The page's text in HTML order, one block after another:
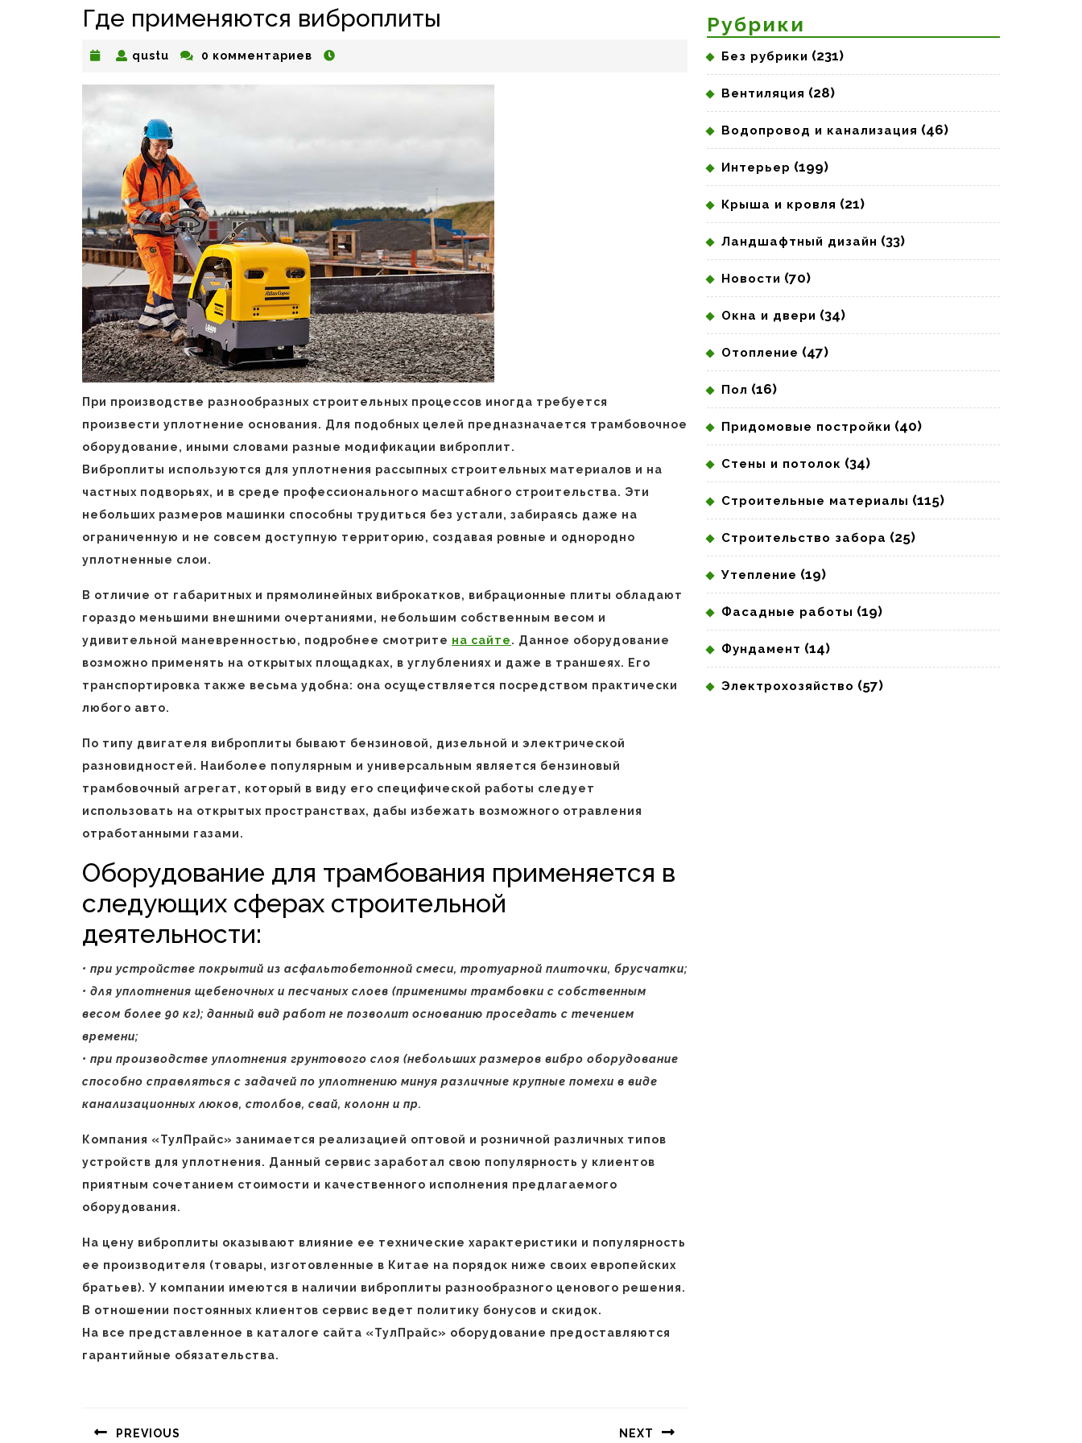
Где применяются виброплиты
qustu qustu0 комментариев
При производстве разнообразных строительных процессов иногда требуется
произвести уплотнение основания. Для подобных целей предназначается трамбовочное
оборудование, иными словами разные модификации виброплит.
Виброплиты используются для уплотнения рассыпных строительных материалов и на
частных подворьях, и в среде профессионального масштабного строительства. Эти
небольших размеров машинки способны трудиться без устали, забираясь даже на
ограниченную и не совсем доступную территорию, создавая ровные и однородно
уплотненные слои.
В отличие от габаритных и прямолинейных виброкатков, вибрационные плиты обладают
гораздо меньшими внешними очертаниями, небольшим собственным весом и
удивительной маневренностью, подробнее смотрите на сайте. Данное оборудование
возможно применять на открытых площадках, в углублениях и даже в траншеях. Его
транспортировка также весьма удобна: она осуществляется посредством практически
любого авто.
По типу двигателя виброплиты бывают бензиновой, дизельной и электрической
разновидностей. Наиболее популярным и универсальным является бензиновый
трамбовочный агрегат, который в виду его специфической работы следует
использовать на открытых пространствах, дабы избежать возможного отравления
отработанными газами.
Оборудование для трамбования применяется в
следующих сферах строительной
деятельности:
• при устройстве покрытий из асфальтобетонной смеси, тротуарной плиточки, брусчатки;
• для уплотнения щебеночных и песчаных слоев (применимы трамбовки с собственным
весом более 90 кг); данный вид работ не позволит основанию проседать с течением
времени;
• при производстве уплотнения грунтового слоя (небольших размеров вибро оборудование
способно справляться с задачей по уплотнению минуя различные крупные помехи в виде
канализационных люков, столбов, свай, колонн и пр.
Компания «ТулПрайс» занимается реализацией оптовой и розничной различных типов
устройств для уплотнения. Данный сервис заработал свою популярность у клиентов
приятным сочетанием стоимости и качественного исполнения предлагаемого
оборудования.
На цену виброплиты оказывают влияние ее технические характеристики и популярность
ее производителя (товары, изготовленные в Китае на порядок ниже своих европейских
братьев). У компании имеются в наличии виброплиты разнообразного ценового решения.
В отношении постоянных клиентов сервис ведет политику бонусов и скидок.
На все представленное в каталоге сайта «ТулПрайс» оборудование предоставляются
гарантийные обязательства.
по
PREVIOUS NEXT
Рубрики
Без рубрики (231)
Вентиляция (28)
Водопровод и канализация (46)
Интерьер (199)
Крыша и кровля (21)
Ландшафтный дизайн (33)
Новости (70)
Окна и двери (34)
Отопление (47)
Пол (16)
Придомовые постройки (40)
Стены и потолок (34)
Строительные материалы (115)
Строительство забора (25)
Утепление (19)
Фасадные работы (19)
Фундамент (14)
Электрохозяйство (57)